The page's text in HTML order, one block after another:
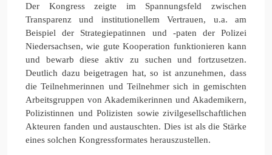
Der Kongress zeigte im Spannungsfeld zwischen
Transparenz und institutionellem Vertrauen, u.a. am
Beispiel der Strategiepatinnen und -paten der Polizei
Niedersachsen, wie gute Kooperation funktionieren kann
und bewarb diese aktiv zu suchen und fortzusetzen.
Deutlich dazu beigetragen hat, so ist anzunehmen, dass
die Teilnehmerinnen und Teilnehmer sich in gemischten
Arbeitsgruppen von Akademikerinnen und Akademikern,
Polizistinnen und Polizisten sowie zivilgesellschaftlichen
Akteuren fanden und austauschten. Dies ist als die Stärke
eines solchen Kongressformates herauszustellen.